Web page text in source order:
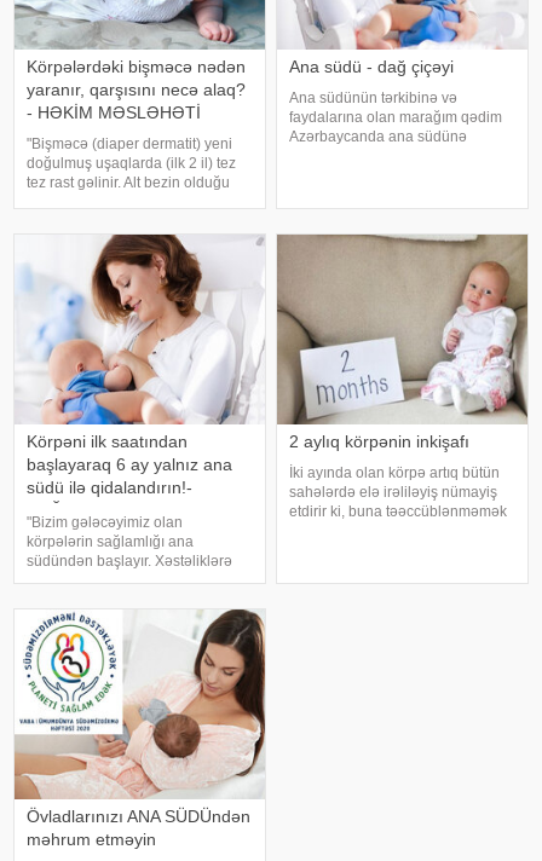
Körpələrdəki bişməcə nədən
yaranır, qarşısını necə alaq?
- HƏKİM MƏSLƏHƏTİ
"Bişməcə (diaper dermatit) yeni
doğulmuş uşaqlarda (ilk 2 il) tez
tez rast gəlinir. Alt bezin olduğu
barədə pediatr Gülnar
Abdullayeva -a açıqlamasınd
Ana südü - dağ çiçəyi
Ana südünün tərkibinə və
faydalarına olan marağım qədim
Azərbaycanda ana südünə
еdilmişdir. İslam dinində uşağı
Körpəni ilk saatından
başlayaraq 6 ay yalnız ana
südü ilə qidalandırın!-
"Bizim gələcəyimiz olan
körpələrin sağlamlığı ana
südündən başlayır. Xəstəliklərə
qarşı əsas anticisimləri körpə ana
qidalandırma immunitetin
güclənməsinə kömək edir. Odur
ki, yeni doğulmu
2 aylıq körpənin inkişafı
İki ayında olan körpə artıq bütün
sahələrdə elə irəliləyiş nümayiş
etdirir ki, buna təəccüblənməmək
Övladlarınızı ANA SÜDÜndən
məhrum etməyin